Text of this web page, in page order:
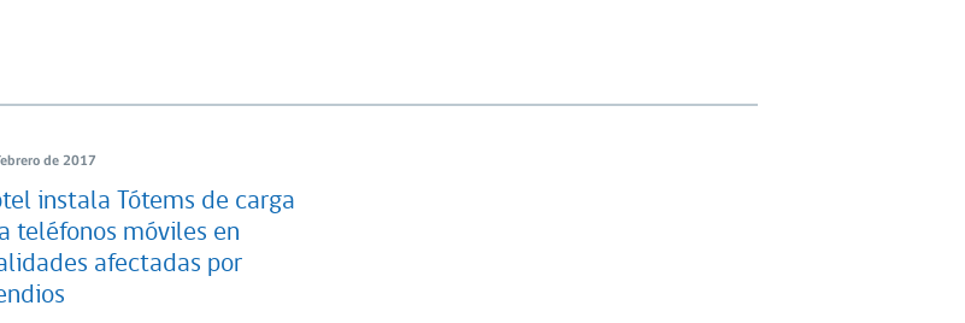
de 2017
instala Tótems de carga
teléfonos móviles en
afectadas por